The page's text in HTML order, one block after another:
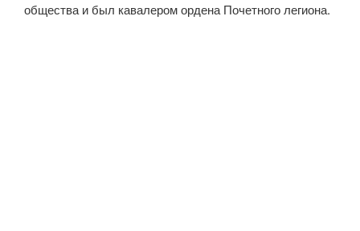
общества и был кавалером ордена Почетного легиона.